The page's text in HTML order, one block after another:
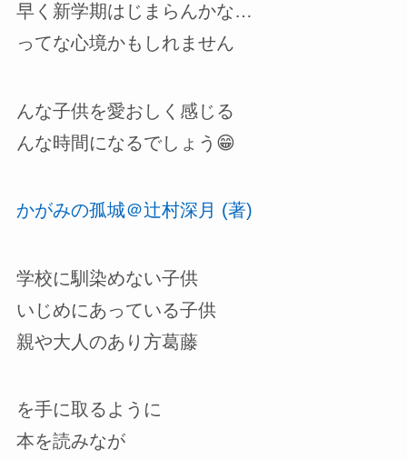
早く新学期はじまらんかな…
ってな心境かもしれません
んな子供を愛おしく感じる
んな時間になるでしょう😁
かがみの孤城＠辻村深月 (著)
学校に馴染めない子供
いじめにあっている子供
親や大人のあり方葛藤
を手に取るように
本を読みなが